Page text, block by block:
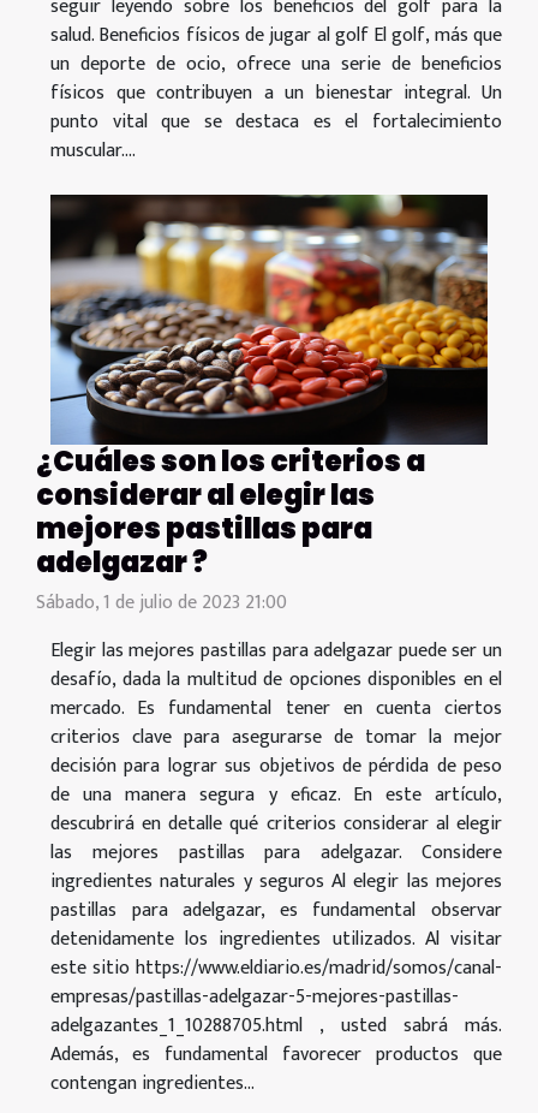
salud. Beneficios físicos de jugar al golf El golf, más que
un deporte de ocio, ofrece una serie de beneficios
físicos que contribuyen a un bienestar integral. Un
punto vital que se destaca es el fortalecimiento
muscular....
¿Cuáles son los criterios a
considerar al elegir las
mejores pastillas para
adelgazar ?
Sábado, 1 de julio de 2023 21:00
Elegir las mejores pastillas para adelgazar puede ser un
desafío, dada la multitud de opciones disponibles en el
mercado. Es fundamental tener en cuenta ciertos
criterios clave para asegurarse de tomar la mejor
decisión para lograr sus objetivos de pérdida de peso
de una manera segura y eficaz. En este artículo,
descubrirá en detalle qué criterios considerar al elegir
las mejores pastillas para adelgazar. Considere
ingredientes naturales y seguros Al elegir las mejores
pastillas para adelgazar, es fundamental observar
detenidamente los ingredientes utilizados. Al visitar
este sitio https://www.eldiario.es/madrid/somos/canal-
empresas/pastillas-adelgazar-5-mejores-pastillas-
adelgazantes_1_10288705.html , usted sabrá más.
Además, es fundamental favorecer productos que
contengan ingredientes...